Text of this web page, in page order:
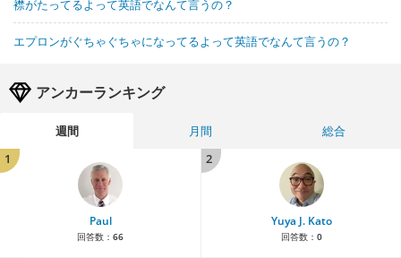
襟がたってるよって英語でなんて言うの？
エプロンがぐちゃぐちゃになってるよって英語でなんて言うの？
アンカーランキング
週間 月間
総合
1
Paul
回答数： 66
2
Yuya J. Kato
回答数： 0